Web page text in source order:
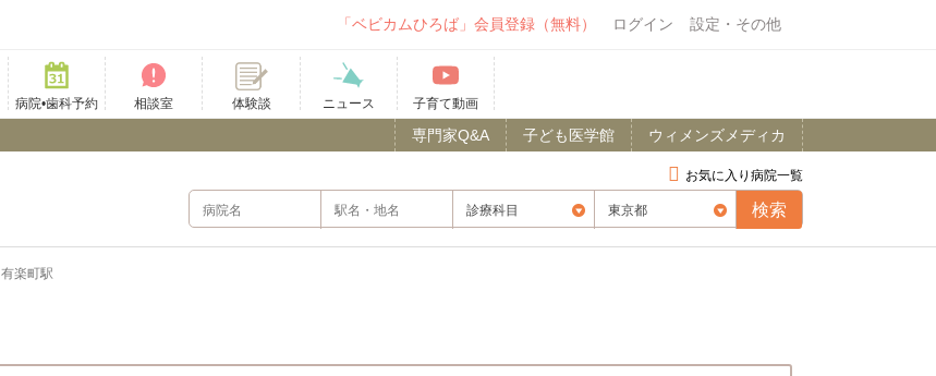
「ベビカムひろば」会員登録（無料） ログイン 設定・その他
病院•歯科予約 相談室 体験談 ニュース 子育て動画
ウィメンズメディカ
子ども医学館
専門家Q&A
お気に入り病院一覧
有楽町駅